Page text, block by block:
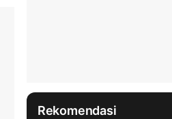
Rekomendasi